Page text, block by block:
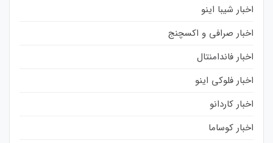
اخبار شیبا اینو
اخبار صرافی و اکسچنج
اخبار فاندامنتال
اخبار فلوکی اینو
اخبار کاردانو
اخبار کوساما